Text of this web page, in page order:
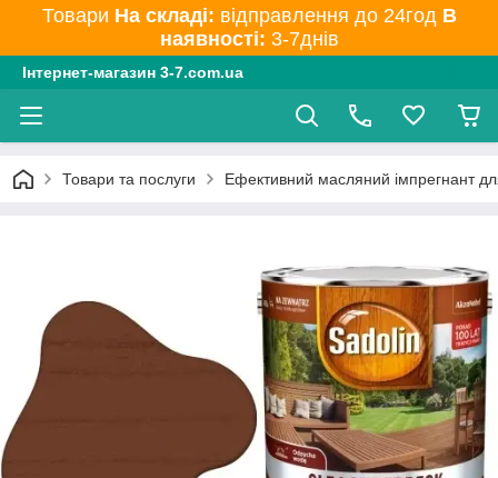
Товари На складі: відправлення до 24год В
наявності: 3-7днів
Інтернет-магазин 3-7.com.ua
Товари та послуги Ефективний масляний імпрегнант